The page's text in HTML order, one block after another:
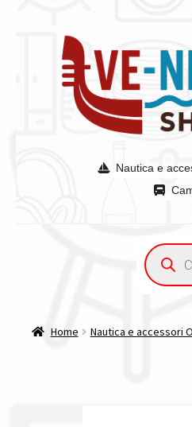
alla
navigazione
contenuto
Nautica e
Acquisto iva 4%
Spedizioni in europa
Ricerca
prodotti
Home Nautica e accessori